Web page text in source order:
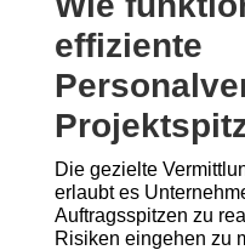
effiziente
Die gezielte
erlaubt es
Auftragsspitzen zu
Risiken eingehen zu